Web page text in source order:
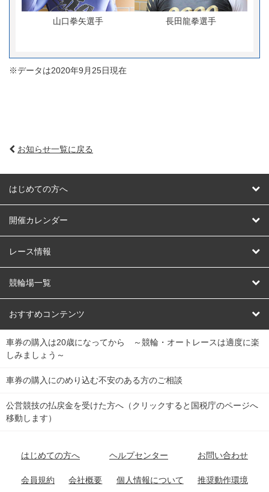
山口拳矢選手 長田龍拳選手
※データは2020年9月25日現在
お知らせ一覧に戻る
はじめての方へ
はじめての方へ
開催カレンダー
競輪
オートレース
競輪くじ
Dokanto!
チャリロトプラザ
レース情報
レース予想
レース結果
キャリーオーバー一覧
競輪場一覧
北日本 函館競輪場
関
東
弥彦競輪場 前橋競輪場 取手競輪場 宇都宮競輪場
関
東
小田原競輪場
名古屋競輪場 岐阜競輪場 大垣競輪場 豊橋競輪場
富山競輪場 松阪競輪場 四日市競輪場
おすすめコンテンツ
競輪選手情報
Perfecta Navi
netkeirin
車券の購入は20歳になってから ～競輪・オートレースは適度に楽
しみましょう～
車券の購入にのめり込む不安のある方のご相談
公営競技の払戻金を受けた方へ（クリックすると国税庁のページへ
移動します）
はじめての方へ ヘルプセンター お問い合わせ
会員規約 会社概要 個人情報について 推奨動作環境